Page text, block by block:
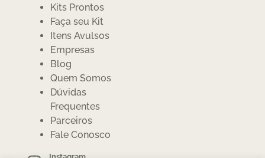
Kits Prontos
Faça seu Kit
Itens Avulsos
Empresas
Blog
Quem Somos
Dúvidas
Frequentes
Parceiros
Fale Conosco